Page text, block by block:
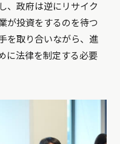
、政府は逆にリサイク
が投資をするのを待つ
を取り合いながら、進
に法律を制定する必要